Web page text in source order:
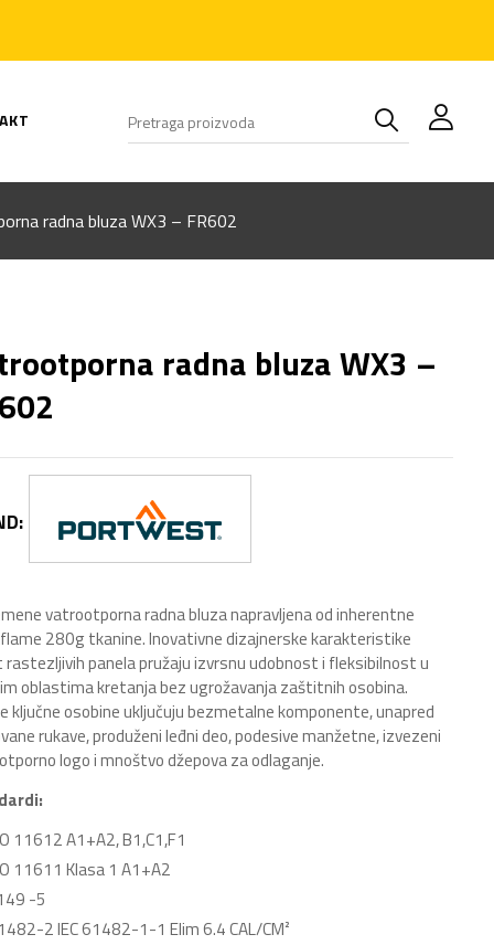
radna bluza WX3 – FR602
radna bluza WX3 –
vatrootporna radna bluza napravljena od inherentne
280g tkanine. Inovativne dizajnerske karakteristike
rastezljivih panela pružaju izvrsnu udobnost i fleksibilnost u
oblastima kretanja bez ugrožavanja zaštitnih osobina.
ključne osobine uključuju bezmetalne komponente, unapred
rukave, produženi leđni deo, podesive manžetne, izvezeni
logo i mnoštvo džepova za odlaganje.
11612 A1+A2, B1,C1,F1
11611 Klasa 1 A1+A2
-5
2 IEC 61482-1-1 Elim 6.4 CAL/CM²